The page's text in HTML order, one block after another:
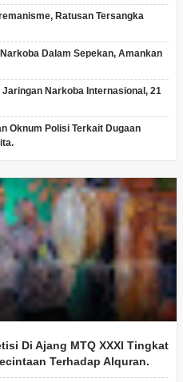
Ratusan Tersangka
Dalam Sepekan, Amankan
Narkoba Internasional, 21
Oknum Polisi Terkait Dugaan
Di Ajang MTQ XXXI Tingkat
Terhadap Alquran.